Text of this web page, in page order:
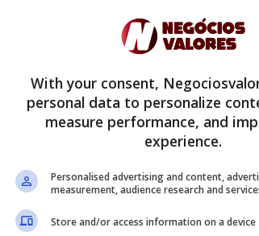
pode fazer parte da análise. Em algumas
mais adequados às necessidades
alinhada ao planejamento financeiro e à
e sustentáveis.
Anúncio
With your consent,
personal data to personalize
measure performance, and
experience.
Personalised advertising and content,
measurement, audience research and
Store and/or access information on a device